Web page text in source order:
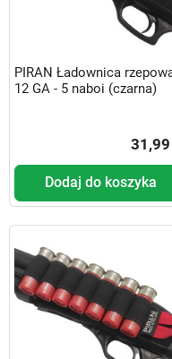
PIRAN Ładownica
12 GA - 5 naboi (czarna)
31,99
Dodaj do koszyka